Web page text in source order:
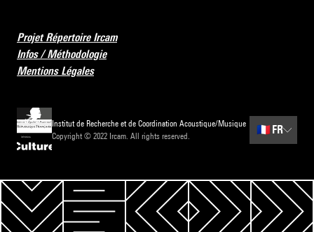
Projet Répertoire Ircam
Infos / Méthodologie
Mentions Légales
Institut de Recherche et de Coordination Acoustique/Musique
Copyright © 2022 Ircam. All rights reserved.
🇫🇷 FR